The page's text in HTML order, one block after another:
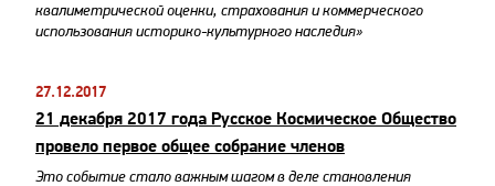
квалиметрической оценки, страхования и коммерческого
использования историко-культурного наследия»
27.12.2017
​21 декабря 2017 года Русское Космическое Общество
провело первое общее собрание членов
Это событие стало важным шагом в деле становления